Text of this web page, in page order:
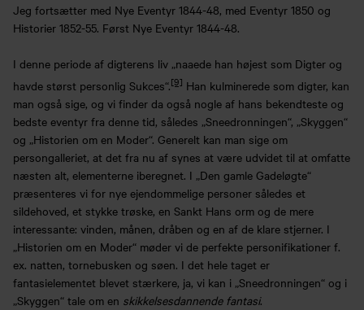
Jeg fortsætter med Nye Eventyr 1844-48, med Eventyr 1850 og
Historier 1852-55. Først Nye Eventyr 1844-48.
I denne periode af digterens liv „naaede han højest som Digter og
havde størst personlig Sukces“.[9] Han kulminerede som digter, kan
man også sige, og vi finder da også nogle af hans bekendteste og
bedste eventyr fra denne tid, således „Sneedronningen“, „Skyggen“
og „Historien om en Moder“. Generelt kan man sige om
persongalleriet, at det fra nu af synes at være udvidet til at omfatte
næsten alt, elementerne iberegnet. I „Den gamle Gadeløgte“
præsenteres vi for nye ejendommelige personer således et
sildehoved, et stykke trøske, en Sankt Hans orm og de mere
interessante: vinden, månen, dråben og en af de klare stjerner. I
„Historien om en Moder“ møder vi de perfekte personifikationer f.
ex. natten, tornebusken og søen. I det hele taget er
fantasielementet blevet stærkere, ja, vi kan i „Sneedronningen“ og i
„Skyggen“ tale om en skikkelsesdannende fantasi.